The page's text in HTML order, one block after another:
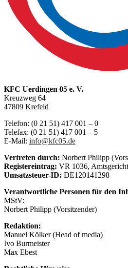
KFC Uerdingen 05 e. V.
Kreuzweg 64
47809 Krefeld
Telefon: (0 21 51) 417 001 – 0
Telefax: (0 21 51) 417 001 – 5
E-Mail: info@kfc05.de
Vertreten durch: Norbert Philipp
Registereintrag: VR 1036,
Umsatzsteuer-ID: DE120141298
Verantwortliche Personen für den
MStV:
Norbert Philipp (Vorsitzender)
Redaktion:
Manuel Kölker (Head of media)
Ivo Burmeister
Max Ebest